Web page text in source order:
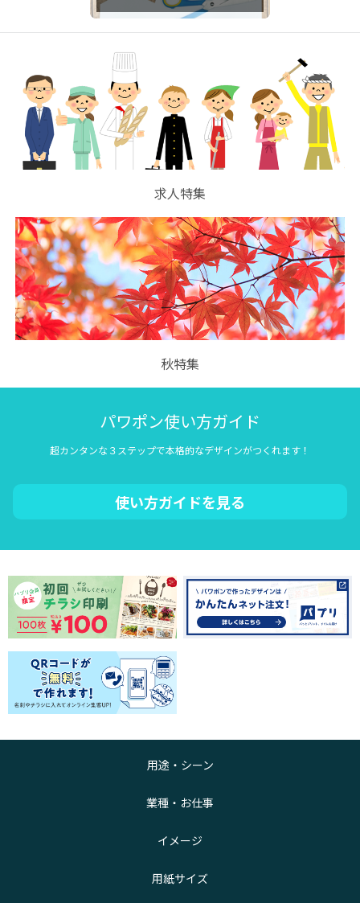
求人特集
秋特集
パワポン使い方ガイド
超カンタンな３ステップで本格的なデザインがつくれます！
使い方ガイドを見る
用途・シーン
業種・お仕事
イメージ
用紙サイズ